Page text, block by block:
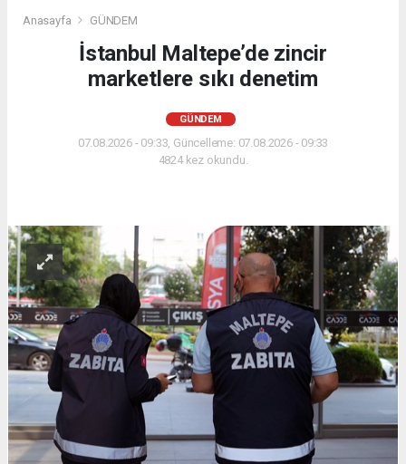
Anasayfa GÜNDEM
İstanbul Maltepe’de zincir
marketlere sıkı denetim
GÜNDEM
07.08.2026 - 09:33, Güncelleme: 07.08.2026 - 09:33
4824 kez okundu.